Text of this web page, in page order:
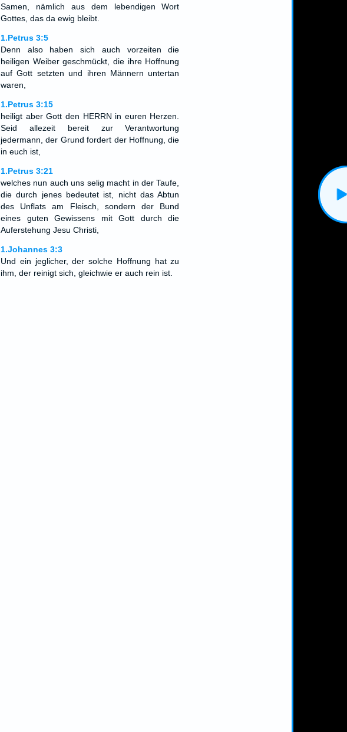
Samen, nämlich aus dem lebendigen Wort
Gottes, das da ewig bleibt.
1.Petrus 3:5
Denn also haben sich auch vorzeiten die
heiligen Weiber geschmückt, die ihre Hoffnung
auf Gott setzten und ihren Männern untertan
waren,
1.Petrus 3:15
heiligt aber Gott den HERRN in euren Herzen.
Seid allezeit bereit zur Verantwortung
jedermann, der Grund fordert der Hoffnung, die
in euch ist,
1.Petrus 3:21
welches nun auch uns selig macht in der Taufe,
die durch jenes bedeutet ist, nicht das Abtun
des Unflats am Fleisch, sondern der Bund
eines guten Gewissens mit Gott durch die
Auferstehung Jesu Christi,
1.Johannes 3:3
Und ein jeglicher, der solche Hoffnung hat zu
ihm, der reinigt sich, gleichwie er auch rein ist.